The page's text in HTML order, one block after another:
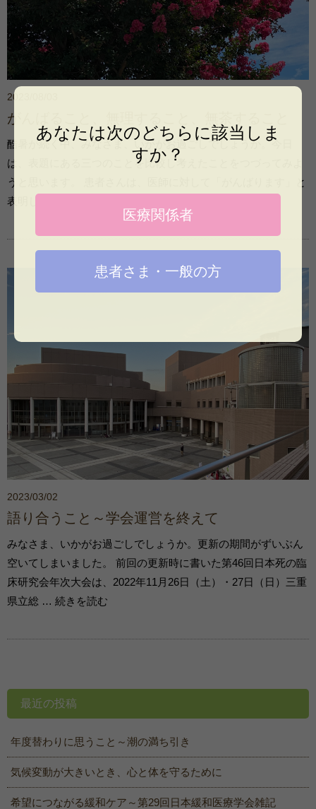
あなたは次のどちらに該当しま
すか？
医療関係者
患者さま・一般の方
2023/08/03
がんばること、無理すること、無茶すること
酷暑が続く中、みなさま、いかがお過ごしでしょうか。今日
は、表題にある三つのことを比較し考えたことをつづってみよ
うと思います。 患者さんは、医師に対して「がんばります」と
表明してくれることが … 続きを読む
2023/03/02
語り合うこと～学会運営を終えて
みなさま、いかがお過ごしでしょうか。更新の期間がずいぶん
空いてしまいました。 前回の更新時に書いた第46回日本死の臨
床研究会年次大会は、2022年11月26日（土）・27日（日）三重
県立総 … 続きを読む
最近の投稿
年度替わりに思うこと～潮の満ち引き
気候変動が大きいとき、心と体を守るために
希望につながる緩和ケア～第29回日本緩和医療学会雑記